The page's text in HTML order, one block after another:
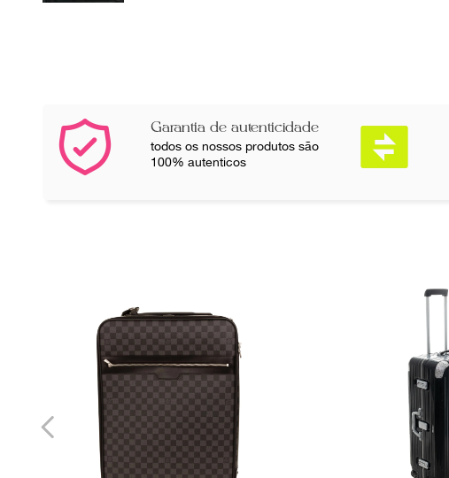
Garantia de autenticidade
todos os nossos produtos são
100% autenticos